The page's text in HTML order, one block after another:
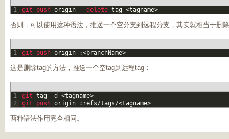
1 git push origin --delete tag <tagname>
否则，可以使用这种语法，推送一个空分支到远程分支，其实就相当于删
1 git push origin :<branchName>
这是删除tag的方法，推送一个空tag到远程tag：
1
2
git tag -d <tagname>
git push origin : refs/tags/<tagname>
两种语法作用完全相同。